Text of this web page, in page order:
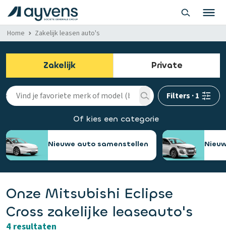
Home Zakelijk leasen auto's
Zakelijk Private
Filters ·1
Of kies een categorie
Nieuwe auto samenstellen
Onze Mitsubishi Eclipse
Cross zakelijke leaseauto's
4 resultaten